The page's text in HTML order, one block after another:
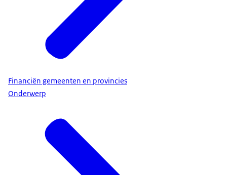
Financiën gemeenten en provincies
Onderwerp